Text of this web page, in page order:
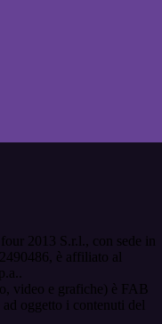
2013 S.r.l., con sede in
è affiliato al
video e grafiche) è FAB
oggetto i contenuti del